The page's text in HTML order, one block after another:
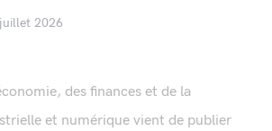
2026
des finances et de la
et numérique vient de publier